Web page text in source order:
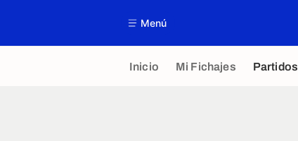
Menú
Inicio Mi Fichajes Partidos